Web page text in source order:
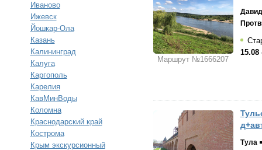
Иваново
Ижевск
Йошкар-Ола
Казань
Калининград
Калуга
Каргополь
Карелия
КавМинВоды
Коломна
Краснодарский край
Кострома
Крым экскурсионный
Маршрут №1666207
15.08
Тула